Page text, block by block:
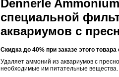
Dennerle
специальной
аквариумов с
Скидка до 40% при заказе этого
Удаляет аммоний из аквариумов с
необходимые им питательные